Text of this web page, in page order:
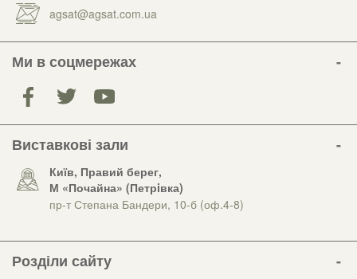
agsat@agsat.com.ua
Ми в соцмережах
Виставкові зали
Київ, Правий берег,
М «Почайна» (Петрiвка)
пр-т Степана Бандери, 10-б (оф.4-8)
Розділи сайту